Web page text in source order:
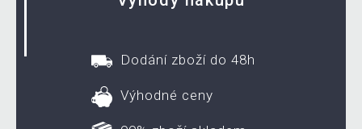
Dodání zboží do 48h
Výhodné ceny